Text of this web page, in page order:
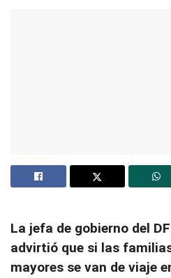
La jefa de gobierno del
advirtió que si las
mayores se van de viaje